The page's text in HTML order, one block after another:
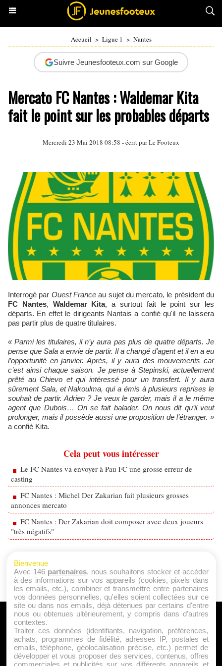
Accueil > Ligue 1 > Nantes
Suivre Jeunesfooteux.com sur Google
Mercato FC Nantes : Waldemar Kita
fait le point sur les probables départs
Mercredi 23 Mai 2018 08:58 - écrit par Le Footeux
Interrogé par Ouest Franceau sujet du mercato, le président du
FC Nantes, Waldemar Kita, a surtout fait le point sur les
départs. En effet le dirigeants Nantais a confié qu'il ne laissera
pas partir plus de quatre titulaires.
« Parmi les titulaires, il n’y aura pas plus de quatre départs. Je
pense que Sala a envie de partir. Il a changé d’agent et il en a eu
l’opportunité en janvier. Après, il y aura des mouvements car
c’est ainsi chaque saison. Je pense à Stepinski, actuellement
prêté au Chievo et qui intéressé pour un transfert. Il y aura
sûrement Sala, et Nakoulma, qui a émis à plusieurs reprises le
souhait de partir. Adrien ? Je veux le garder, mais iI a le même
agent que Dubois… On se fait balader. On nous dit qu’il veut
prolonger, mais il possède aussi une proposition de l’étranger. »
a confié Kita.
Cela peut vous intéresser
Le FC Nantes va envoyer à Pau FC une grosse erreur de
casting
FC Nantes : Michel Der Zakarian fait plusieurs grosses
annonces mercato
FC Nantes : Der Zakarian doit composer avec deux joueurs
"très négatifs"
A PROPOS
Qui sommes nous ?
Mentions Légales
Publicité
Bienvenue
Avec 146 partenaires, nous souhaitons stocker et accéder
à des informations sur vos appareils (cookies, pixels dans
les emails, etc.), combiner et transmettre entre partenaires
vos données personnelles, qu'elles soient collectées sur ce
site ou dans nos emails, déjà détenues par certains d'entre
nous ou obtenues ultérieurement, y compris dans d'autres
contextes.
Traiter ces données (identifiants, navigation, préférences,
achats, programmes de fidélité, adresses IP, postales et
emails, téléphone, géolocalisation précise, etc.) permet de
développer et vous proposer des services, contenus, offres
commerciales et publicités sur vos différents appareils et